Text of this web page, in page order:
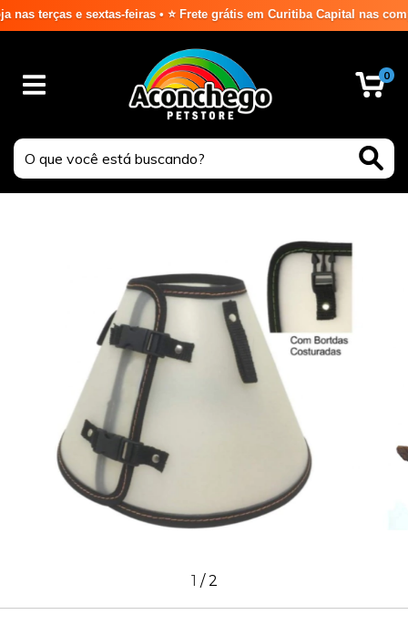
e sextas-feiras • ⭐ Frete grátis em Curitiba Capital nas compras
0
1 /2